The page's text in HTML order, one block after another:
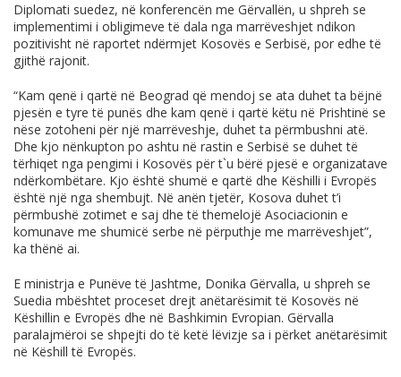
Diplomati suedez, në konferencën me Gërvallën, u shpreh se
implementimi i obligimeve të dala nga marrëveshjet ndikon
pozitivisht në raportet ndërmjet Kosovës e Serbisë, por edhe të
gjithë rajonit.
“Kam qenë i qartë në Beograd që mendoj se ata duhet ta bëjnë
pjesën e tyre të punës dhe kam qenë i qartë këtu në Prishtinë se
nëse zotoheni për një marrëveshje, duhet ta përmbushni atë.
Dhe kjo nënkupton po ashtu në rastin e Serbisë se duhet të
tërhiqet nga pengimi i Kosovës për t`u bërë pjesë e organizatave
ndërkombëtare. Kjo është shumë e qartë dhe Këshilli i Evropës
është një nga shembujt. Në anën tjetër, Kosova duhet t’i
përmbushë zotimet e saj dhe të themelojë Asociacionin e
komunave me shumicë serbe në përputhje me marrëveshjet”,
ka thënë ai.
E ministrja e Punëve të Jashtme, Donika Gërvalla, u shpreh se
Suedia mbështet proceset drejt anëtarësimit të Kosovës në
Këshillin e Evropës dhe në Bashkimin Evropian. Gërvalla
paralajmëroi se shpejti do të ketë lëvizje sa i përket anëtarësimit
në Këshill të Evropës.